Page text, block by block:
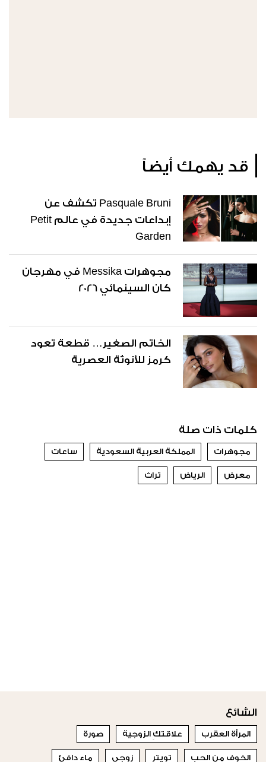
قد يهمك أيضاً
Pasquale Bruni تكشف عن
إبداعات جديدة في عالم Petit
Garden
مجوهرات Messika في مهرجان
كان السينمائي 2026
الخاتم الصغير… قطعة تعود
كرمز للأنوثة العصرية
كلمات ذات صلة
مجوهرات المملكة العربية السعودية ساعات
معرض الرياض تراث
الشائع
المرأة العقرب علاقتكِ الزوجية صورة
الخوف من الحب تويتر زوجي ماء دافئ